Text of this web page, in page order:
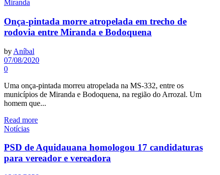
Miranda
Onça-pintada morre atropelada em trecho de
rodovia entre Miranda e Bodoquena
by Aníbal
07/08/2020
0
Uma onça-pintada morreu atropelada na MS-332, entre os
municípios de Miranda e Bodoquena, na região do Arrozal. Um
homem que...
Read more
Notícias
PSD de Aquidauana homologou 17 candidaturas
para vereador e vereadora